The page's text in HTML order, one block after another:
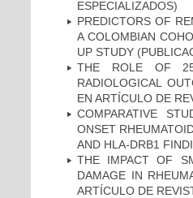
ESPECIALIZADOS)
PREDICTORS OF
A COLOMBIAN
UP STUDY
THE ROLE OF
RADIOLOGICAL
EN ARTÍCULO DE
COMPARATIVE
ONSET
AND HLA-DRB1
THE IMPACT OF
DAMAGE IN
ARTÍCULO DE